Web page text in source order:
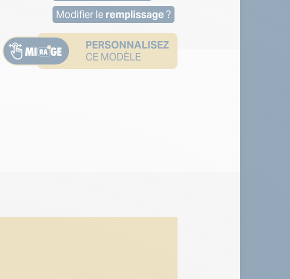
Modifier le remplissage?
PERSONNALISEZ
CE MODÈLE